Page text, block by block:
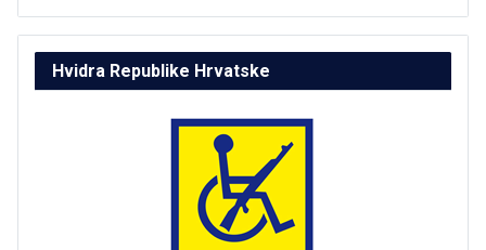
Hvidra Republike Hrvatske